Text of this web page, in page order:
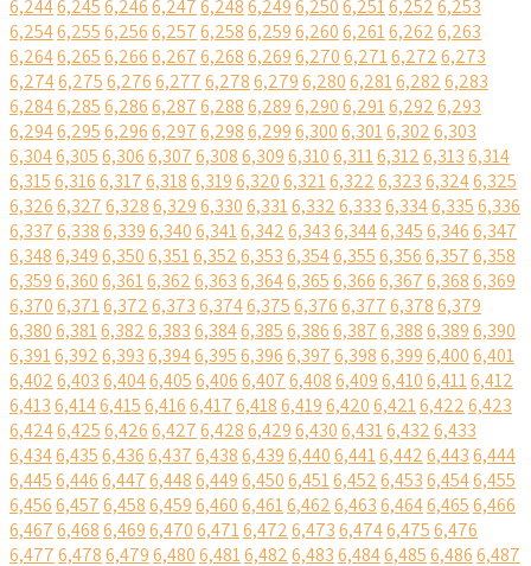
6,2446,2456,2466,2476,2486,2496,2506,2516,2526,253
6,2546,2556,2566,2576,2586,2596,2606,2616,2626,263
6,2646,2656,2666,2676,2686,2696,2706,2716,2726,273
6,2746,2756,2766,2776,2786,2796,2806,2816,2826,283
6,2846,2856,2866,2876,2886,2896,2906,2916,2926,293
6,2946,2956,2966,2976,2986,2996,3006,3016,3026,303
6,3046,3056,3066,3076,3086,3096,3106,3116,3126,3136,314
6,3156,3166,3176,3186,3196,3206,3216,3226,3236,3246,325
6,3266,3276,3286,3296,3306,3316,3326,3336,3346,3356,336
6,3376,3386,3396,3406,3416,3426,3436,3446,3456,3466,347
6,3486,3496,3506,3516,3526,3536,3546,3556,3566,3576,358
6,3596,3606,3616,3626,3636,3646,3656,3666,3676,3686,369
6,3706,3716,3726,3736,3746,3756,3766,3776,3786,379
6,3806,3816,3826,3836,3846,3856,3866,3876,3886,3896,390
6,3916,3926,3936,3946,3956,3966,3976,3986,3996,4006,401
6,4026,4036,4046,4056,4066,4076,4086,4096,4106,4116,412
6,4136,4146,4156,4166,4176,4186,4196,4206,4216,4226,423
6,4246,4256,4266,4276,4286,4296,4306,4316,4326,433
6,4346,4356,4366,4376,4386,4396,4406,4416,4426,4436,444
6,4456,4466,4476,4486,4496,4506,4516,4526,4536,4546,455
6,4566,4576,4586,4596,4606,4616,4626,4636,4646,4656,466
6,4676,4686,4696,4706,4716,4726,4736,4746,4756,476
6,4776,4786,4796,4806,4816,4826,4836,4846,4856,4866,487